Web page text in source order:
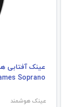
Soprano
عینک هوشمند